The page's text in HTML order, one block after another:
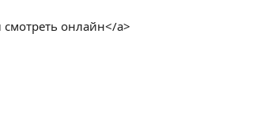
онлайн</a>